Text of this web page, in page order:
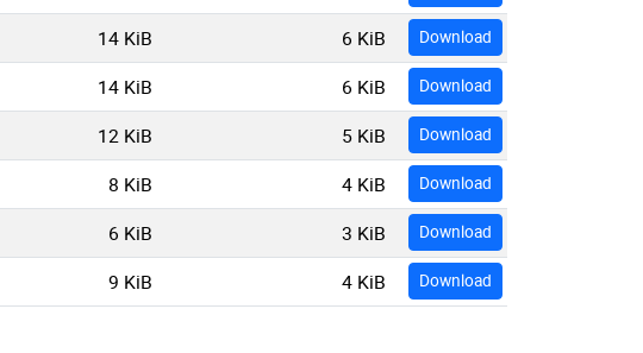
14 KiB 6 KiB Download
14 KiB 6 KiB Download
12 KiB 5 KiB Download
8 KiB 4 KiB Download
6 KiB 3 KiB Download
9 KiB 4 KiB Download